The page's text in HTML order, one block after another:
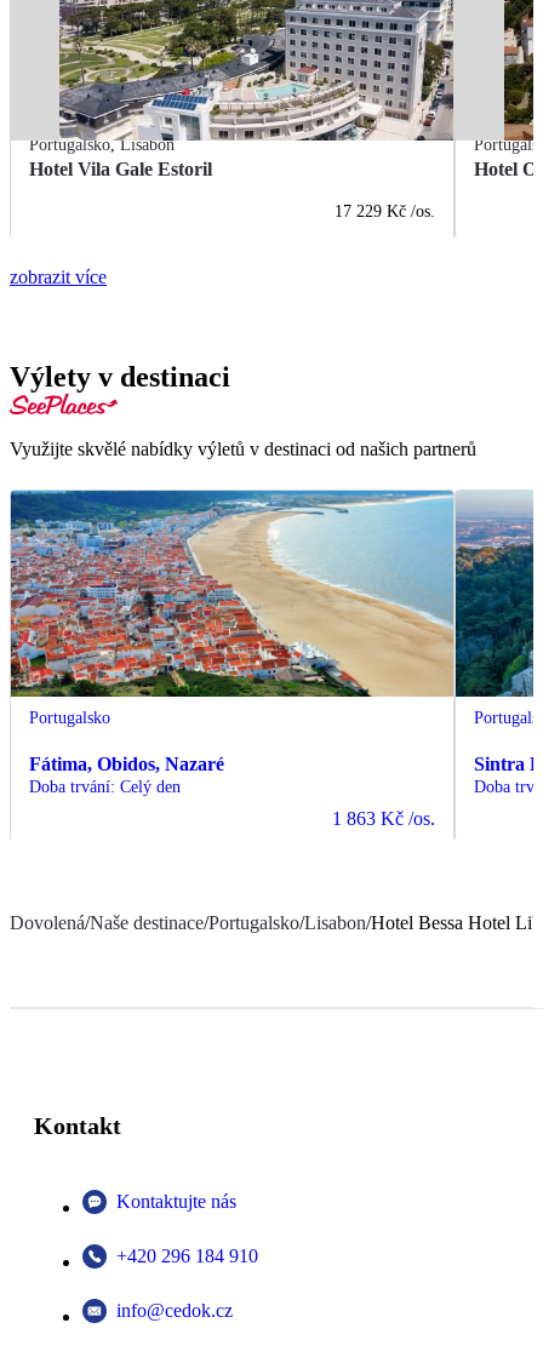
Portugalsko,Lisabon
Hotel Vila Gale Estoril
17 229 Kč /os.
Hotel
zobrazit více
Výlety v destinaci
Využijte skvělé nabídky výletů v destinaci od našich partnerů
Portugalsko
Fátima, Obidos, Nazaré
Doba trvání: Celý den
1 863 Kč /os.
Sintra
Doba
Dovolená/Naše destinace/Portugalsko/Lisabon/Hotel Bessa Hotel
Kontakt
Kontaktujte nás
+420 296 184 910
info@cedok.cz